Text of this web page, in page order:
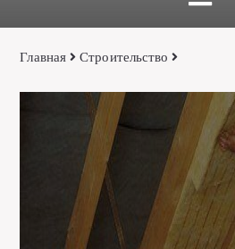
Главная Строительство